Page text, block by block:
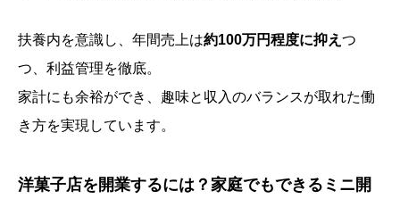
扶養内を意識し、年間売上は約100万円程度に抑え つ
つ、利益管理を徹底。
家計にも余裕ができ、趣味と収入のバランスが取れた働
き方を実現しています。
洋菓子店を開業するには？家庭でもできるミニ開